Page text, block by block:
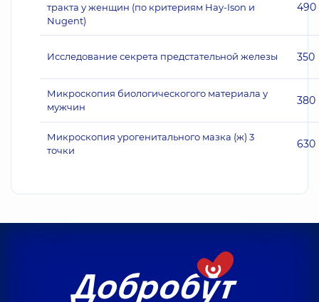
тракта у женщин (по критериям Hay-Ison и
Nugent)
490
Исследование секрета предстательной железы 350
Микроскопия биологическогого материала у
мужчин
380
Микроскопия урогенитального мазка (ж) 3
точки
630